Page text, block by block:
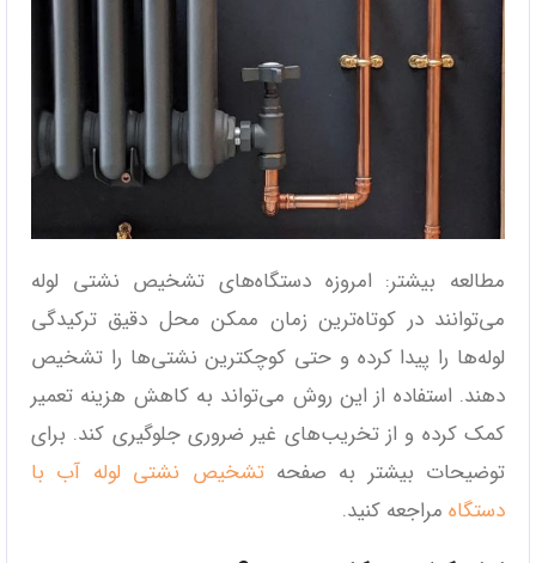
مطالعه بیشتر: امروزه دستگاه‌های تشخیص نشتی لوله
می‌توانند در کوتاه‌ترین زمان ممکن محل دقیق ترکیدگی
لوله‌ها را پیدا کرده و حتی کوچکترین نشتی‌ها را تشخیص
دهند. استفاده از این روش می‌تواند به کاهش هزینه تعمیر
کمک کرده و از تخریب‌های غیر ضروری جلوگیری کند. برای
توضیحات بیشتر به صفحهتشخیص نشتی لوله آب با
دستگاه مراجعه کنید.